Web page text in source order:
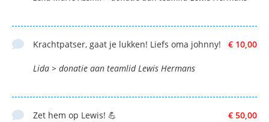
€ 10,00
Krachtpatser, gaat je lukken! Liefs oma johnny!
Lida > donatie aan teamlid Lewis Hermans
€ 50,00
Zet hem op Lewis! 💪